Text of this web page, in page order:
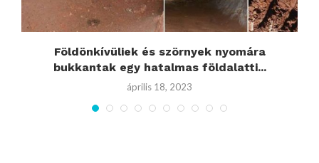
Földönkívüliek és szörnyek nyomára
bukkantak egy hatalmas földalatti...
április 18, 2023